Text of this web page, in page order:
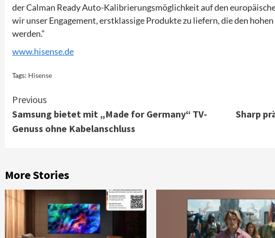
der Calman Ready Auto-Kalibrierungsmöglichkeit auf den
wir unser Engagement, erstklassige Produkte zu liefern, die den
werden.“
www.hisense.de
Tags: Hisense
Continue
Reading
Previous
Samsung bietet mit „Made for Germany“ TV-
Genuss ohne Kabelanschluss
Sharp
More Stories